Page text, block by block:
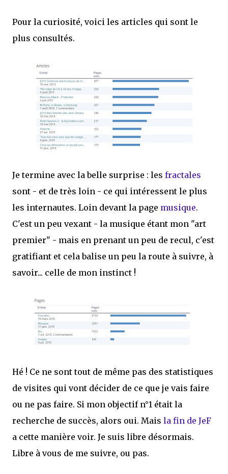
Pour la curiosité, voici les articles qui sont le
plus consultés.
Je termine avec la belle surprise : les fractales
sont - et de très loin - ce qui intéressent le plus
les internautes. Loin devant la page musique.
C'est un peu vexant - la musique étant mon "art
premier" - mais en prenant un peu de recul, c'est
gratifiant et cela balise un peu la route à suivre, à
savoir... celle de mon instinct !
Hé ! Ce ne sont tout de même pas des statistiques
de visites qui vont décider de ce que je vais faire
ou ne pas faire. Si mon objectif n°1 était la
recherche de succès, alors oui. Mais la fin de JeF
a cette manière voir. Je suis libre désormais.
Libre à vous de me suivre, ou pas.